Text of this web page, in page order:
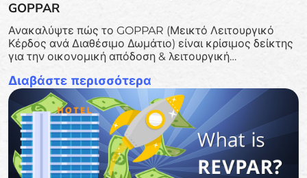
GOPPAR
Ανακαλύψτε πώς το GOPPAR (Μεικτό Λειτουργικό
Κέρδος ανά Διαθέσιμο Δωμάτιο) είναι κρίσιμος δείκτης
για την οικονομική απόδοση & λειτουργική
τύπο, τα πλεονεκτήματά του έναντι παραδοσιακών
δεικτών εσόδων.
Διαβάστε περισσότερα